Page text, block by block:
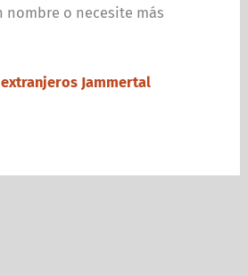
nombre o necesite más
Jammertal